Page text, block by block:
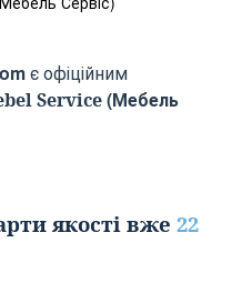
є офіційним
Service(Мебель
якості вже 22